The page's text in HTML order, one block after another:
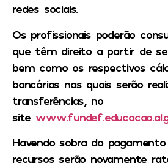
redes sociais.
Os profissionais poderão
que têm direito a partir de
bem como os respectivos
bancárias nas quais serão
transferências, no
site
Havendo sobra do
recursos serão novamente